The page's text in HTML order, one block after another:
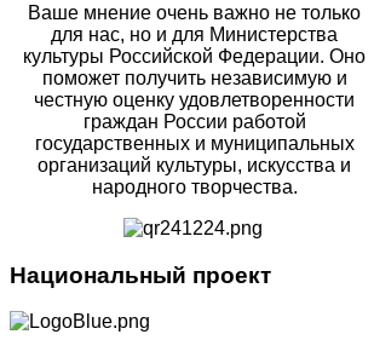
Ваше мнение очень важно не только
для нас, но и для Министерства
культуры Российской Федерации. Оно
поможет получить независимую и
честную оценку удовлетворенности
граждан России работой
государственных и муниципальных
организаций культуры, искусства и
народного творчества.
Национальный проект